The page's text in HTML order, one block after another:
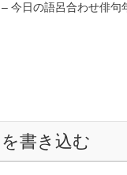
今日の語呂合わせ俳句
書き込む